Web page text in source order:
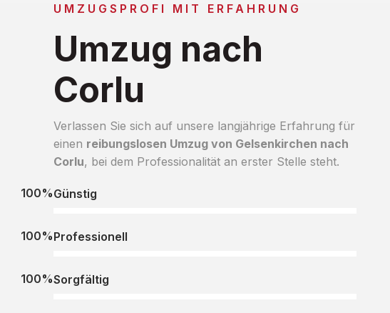
UMZUGSPROFI MIT ERFAHRUNG
Umzug nach
Corlu
Verlassen Sie sich auf unsere langjährige Erfahrung für
einen reibungslosen Umzug von Gelsenkirchen nach
Corlu, bei dem Professionalität an erster Stelle steht.
Günstig
100%
Professionell
100%
Sorgfältig
100%